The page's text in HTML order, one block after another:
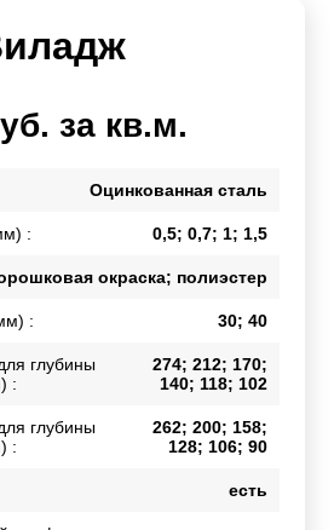
за кв.м.
Оцинкованная сталь
: 0,5; 0,7; 1; 1,5
окраска; полиэстер
: 30; 40
глубины
:
274; 212; 170;
140; 118; 102
глубины
:
262; 200; 158;
128; 106; 90
есть